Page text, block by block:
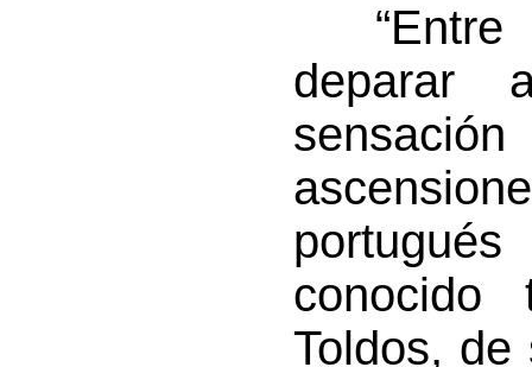
“Entre
deparar
Toldos,